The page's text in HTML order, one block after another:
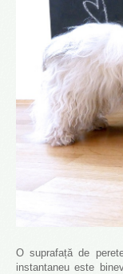
O suprafață de
instantaneu este